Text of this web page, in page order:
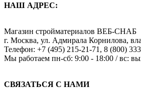
НАШ АДРЕС:
Магазин стройматериалов ВЕБ-СНАБ
г. Москва, ул. Адмирала Корнилова,
Телефон: +7 (495) 215-21-71 , 8 (800)
Мы работаем пн-сб: 9:00 - 18:00 / вс:
СВЯЗАТЬСЯ С НАМИ